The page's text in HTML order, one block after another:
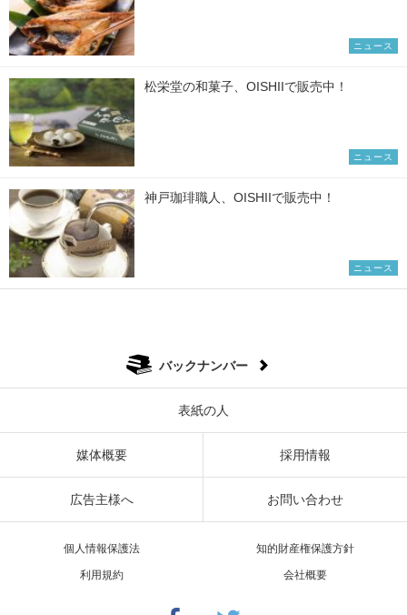
ニュース
松栄堂の和菓子、OISHIIで販売中！
ニュース
神戸珈琲職人、OISHIIで販売中！
ニュース
バックナンバー
表紙の人
媒体概要 採用情報
広告主様へ お問い合わせ
個人情報保護法 知的財産権保護方針
利用規約 会社概要